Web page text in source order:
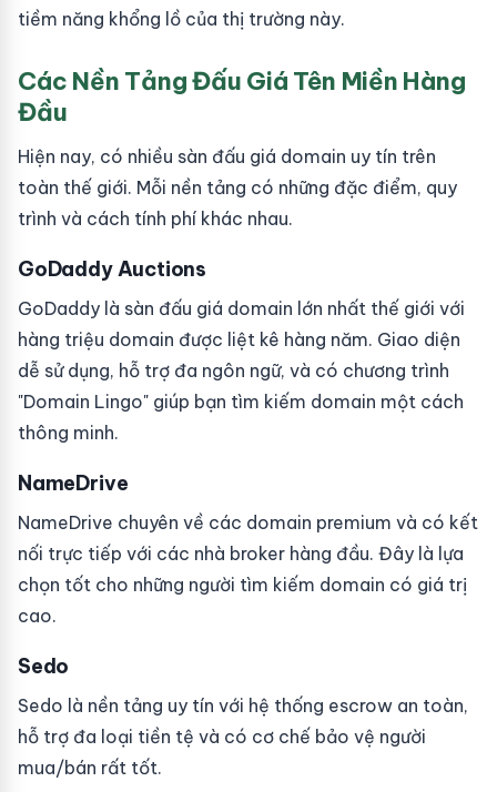
tiềm năng khổng lồ của thị trường này.
Các Nền Tảng Đấu Giá Tên Miền Hàng
Đầu
Hiện nay, có nhiều sàn đấu giá domain uy tín trên
toàn thế giới. Mỗi nền tảng có những đặc điểm, quy
trình và cách tính phí khác nhau.
GoDaddy Auctions
GoDaddy là sàn đấu giá domain lớn nhất thế giới với
hàng triệu domain được liệt kê hàng năm. Giao diện
dễ sử dụng, hỗ trợ đa ngôn ngữ, và có chương trình
"Domain Lingo" giúp bạn tìm kiếm domain một cách
thông minh.
NameDrive
NameDrive chuyên về các domain premium và có kết
nối trực tiếp với các nhà broker hàng đầu. Đây là lựa
chọn tốt cho những người tìm kiếm domain có giá trị
cao.
Sedo
Sedo là nền tảng uy tín với hệ thống escrow an toàn,
hỗ trợ đa loại tiền tệ và có cơ chế bảo vệ người
mua/bán rất tốt.